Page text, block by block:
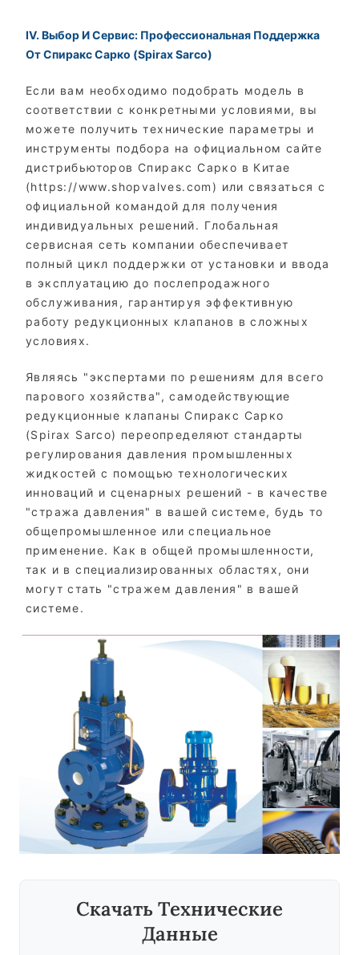
IV. Выбор И Сервис: Профессиональная Поддержка
От Спиракс Сарко (Spirax Sarco)
Если вам необходимо подобрать модель в
соответствии с конкретными условиями, вы
можете получить технические параметры и
инструменты подбора на официальном сайте
дистрибьюторов Спиракс Сарко в Китае
(https://www.shopvalves.com) или связаться с
официальной командой для получения
индивидуальных решений. Глобальная
сервисная сеть компании обеспечивает
полный цикл поддержки от установки и ввода
в эксплуатацию до послепродажного
обслуживания, гарантируя эффективную
работу редукционных клапанов в сложных
условиях.
Являясь "экспертами по решениям для всего
парового хозяйства", самодействующие
редукционные клапаны Спиракс Сарко
(Spirax Sarco) переопределяют стандарты
регулирования давления промышленных
жидкостей с помощью технологических
инноваций и сценарных решений - в качестве
"стража давления" в вашей системе, будь то
общепромышленное или специальное
применение. Как в общей промышленности,
так и в специализированных областях, они
могут стать "стражем давления" в вашей
системе.
Скачать Технические
Данные